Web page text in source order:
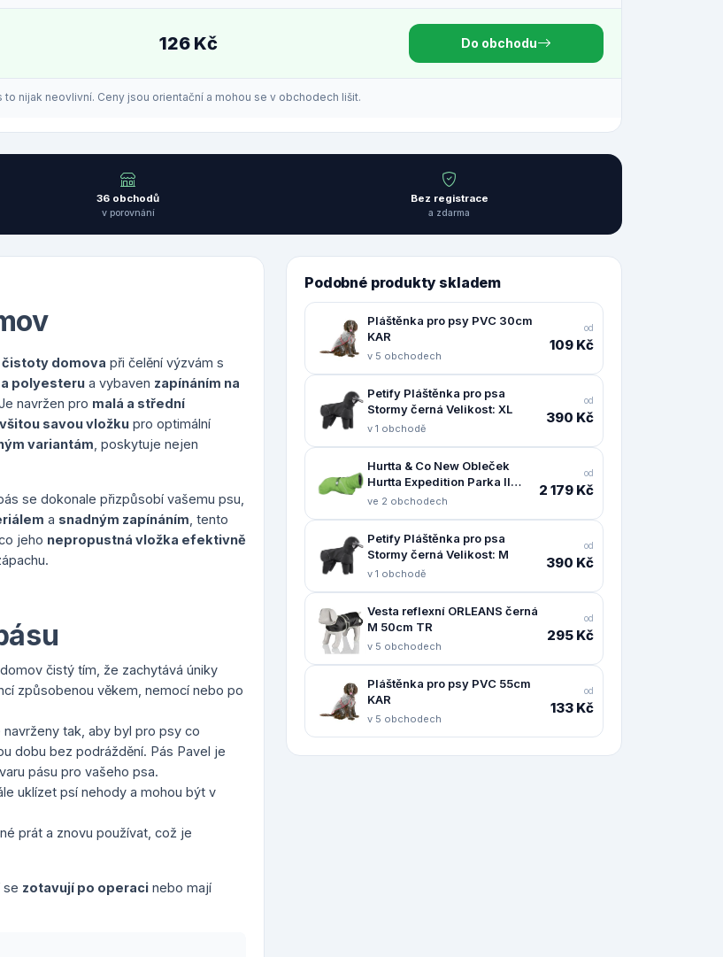
126 Kč Do obchodu
nijak neovlivní. Ceny jsou orientační a mohou se v obchodech lišit.
36 obchodů
v porovnání
Bez registrace
a zdarma
čistoty domova při čelění výzvám s
polyesteru a vybaven zapínáním na
navržen pro malá a střední
všitou savou vložku pro optimální
variantám , poskytuje nejen
se dokonale přizpůsobí vašemu psu,
a snadným zapínáním , tento
jeho nepropustná vložka efektivně
čistý tím, že zachytává úniky
způsobenou věkem, nemocí nebo po
tak, aby byl pro psy co
dobu bez podráždění. Pás Pavel je
pásu pro vašeho psa.
uklízet psí nehody a mohou být v
prát a znovu používat, což je
se zotavují po operaci nebo mají
Podobné produkty skladem
Pláštěnka pro psy PVC 30cm
KAR
v 5 obchodech
od
109 Kč
Petify Pláštěnka pro psa
Stormy černá Velikost: XL
v 1 obchodě
od
390 Kč
Hurtta & Co New Obleček
Hurtta Expedition Parka II
petrželový 55
ve 2 obchodech
od
2 179 Kč
Petify Pláštěnka pro psa
Stormy černá Velikost: M
v 1 obchodě
od
390 Kč
Vesta reflexní ORLEANS černá
M 50cm TR
v 5 obchodech
od
295 Kč
Pláštěnka pro psy PVC 55cm
KAR
v 5 obchodech
od
133 Kč